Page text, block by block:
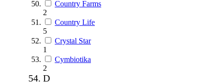
Country Farms
2
Country Life
5
Crystal Star
1
Cymbiotika
2
D